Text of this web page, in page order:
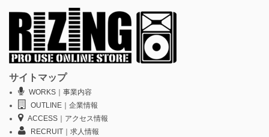
サイトマップ
WORKS｜事業内容
OUTLINE｜企業情報
ACCESS｜アクセス情報
RECRUIT｜求人情報